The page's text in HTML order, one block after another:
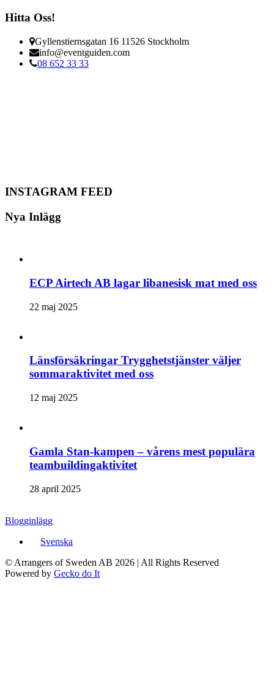
Hitta Oss!
Gyllenstiernsgatan 16 11526 Stockholm
info@eventguiden.com
08 652 33 33
INSTAGRAM FEED
Nya Inlägg
ECP Airtech AB lagar libanesisk mat med oss
22 maj 2025
Länsförsäkringar Trygghetstjänster väljer
sommaraktivitet med oss
12 maj 2025
Gamla Stan-kampen – vårens mest populära
teambuildingaktivitet
28 april 2025
Blogginlägg
Svenska
© Arrangers of Sweden AB 2026 | All Rights Reserved
Powered by Gecko do It